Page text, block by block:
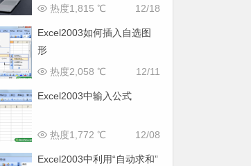
12/18
热度1,815 ℃
Excel2003如何插入自选图
形
12/11
热度2,058 ℃
Excel2003中输入公式
12/08
热度1,772 ℃
Excel2003中利用“自动求和”